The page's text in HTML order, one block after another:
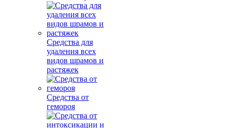
Средства для
удаления всех
видов шрамов и
растяжек
Средства от
гемороя